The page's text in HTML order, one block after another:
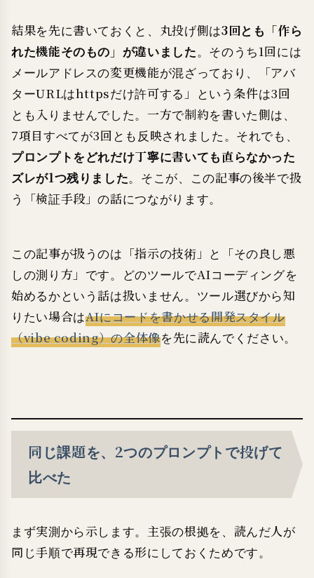
結果を先に書いておくと、丸投げ側は3回とも「作ら
れた機能そのもの」が違いました。そのうち1回には
メールアドレスの変更機能が混ざっており、「アバ
ターURLはhttpsだけ許可する」という条件は3回
とも入りませんでした。一方で制約を書いた側は、
7項目すべてが3回とも反映されました。それでも、
プロンプトをどれだけ丁寧に書いても直らなかった
ズレが1つ残りました。そこが、この記事の後半で扱
う「検証手段」の話につながります。
この記事が扱うのは「指示の技術」と「その良し悪
しの測り方」です。どのツールでAIコーディングを
始めるかという話は扱いません。ツール選びから知
りたい場合はAIにコードを書かせる開発スタイル
（vibe coding）の全体像を先に読んでください。
同じ課題を、2つのプロンプトで投げて
比べた
まず実測から示します。主張の根拠を、読んだ人が
同じ手順で再現できる形にしておくためです。